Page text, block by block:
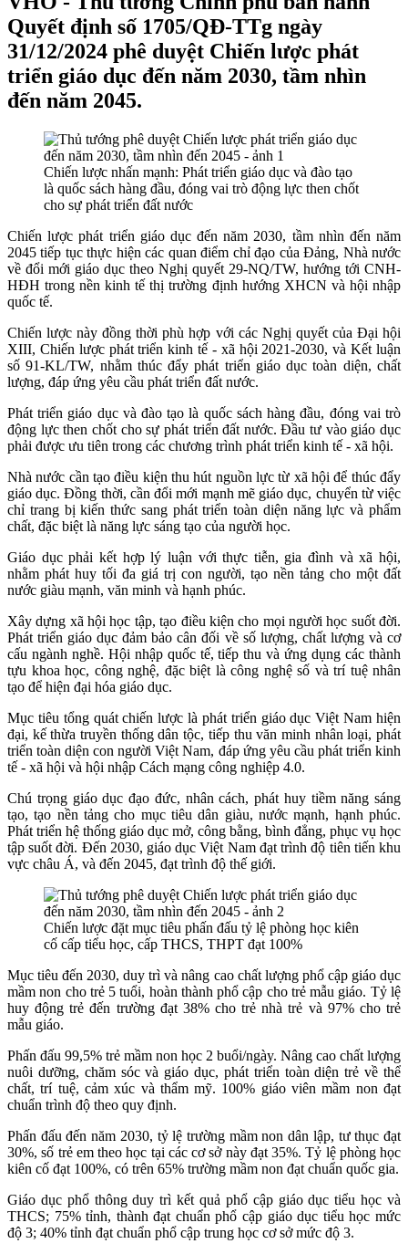
Quyết định số 1705/QĐ-TTg ngày
31/12/2024 phê duyệt Chiến lược phát
triển giáo dục đến năm 2030, tầm nhìn
đến năm 2045.
Chiến lược nhấn mạnh: Phát triển giáo dục và đào tạo
là quốc sách hàng đầu, đóng vai trò động lực then chốt
cho sự phát triển đất nước
Chiến lược phát triển giáo dục đến năm 2030, tầm nhìn đến năm
2045 tiếp tục thực hiện các quan điểm chỉ đạo của Đảng, Nhà nước
về đổi mới giáo dục theo Nghị quyết 29-NQ/TW, hướng tới CNH-
HĐH trong nền kinh tế thị trường định hướng XHCN và hội nhập
quốc tế.
Chiến lược này đồng thời phù hợp với các Nghị quyết của Đại hội
XIII, Chiến lược phát triển kinh tế - xã hội 2021-2030, và Kết luận
số 91-KL/TW, nhằm thúc đẩy phát triển giáo dục toàn diện, chất
lượng, đáp ứng yêu cầu phát triển đất nước.
Phát triển giáo dục và đào tạo là quốc sách hàng đầu, đóng vai trò
động lực then chốt cho sự phát triển đất nước. Đầu tư vào giáo dục
phải được ưu tiên trong các chương trình phát triển kinh tế - xã hội.
Nhà nước cần tạo điều kiện thu hút nguồn lực từ xã hội để thúc đẩy
giáo dục. Đồng thời, cần đổi mới mạnh mẽ giáo dục, chuyển từ việc
chỉ trang bị kiến thức sang phát triển toàn diện năng lực và phẩm
chất, đặc biệt là năng lực sáng tạo của người học.
Giáo dục phải kết hợp lý luận với thực tiễn, gia đình và xã hội,
nhằm phát huy tối đa giá trị con người, tạo nền tảng cho một đất
nước giàu mạnh, văn minh và hạnh phúc.
Xây dựng xã hội học tập, tạo điều kiện cho mọi người học suốt đời.
Phát triển giáo dục đảm bảo cân đối về số lượng, chất lượng và cơ
cấu ngành nghề. Hội nhập quốc tế, tiếp thu và ứng dụng các thành
tựu khoa học, công nghệ, đặc biệt là công nghệ số và trí tuệ nhân
tạo để hiện đại hóa giáo dục.
Mục tiêu tổng quát chiến lược là phát triển giáo dục Việt Nam hiện
đại, kế thừa truyền thống dân tộc, tiếp thu văn minh nhân loại, phát
triển toàn diện con người Việt Nam, đáp ứng yêu cầu phát triển kinh
tế - xã hội và hội nhập Cách mạng công nghiệp 4.0.
Chú trọng giáo dục đạo đức, nhân cách, phát huy tiềm năng sáng
tạo, tạo nền tảng cho mục tiêu dân giàu, nước mạnh, hạnh phúc.
Phát triển hệ thống giáo dục mở, công bằng, bình đẳng, phục vụ học
tập suốt đời. Đến 2030, giáo dục Việt Nam đạt trình độ tiên tiến khu
vực châu Á, và đến 2045, đạt trình độ thế giới.
Chiến lược đặt mục tiêu phấn đấu tỷ lệ phòng học kiên
cố cấp tiểu học, cấp THCS, THPT đạt 100%
Mục tiêu đến 2030, duy trì và nâng cao chất lượng phổ cập giáo dục
mầm non cho trẻ 5 tuổi, hoàn thành phổ cập cho trẻ mẫu giáo. Tỷ lệ
huy động trẻ đến trường đạt 38% cho trẻ nhà trẻ và 97% cho trẻ
mẫu giáo.
Phấn đấu 99,5% trẻ mầm non học 2 buổi/ngày. Nâng cao chất lượng
nuôi dưỡng, chăm sóc và giáo dục, phát triển toàn diện trẻ về thể
chất, trí tuệ, cảm xúc và thẩm mỹ. 100% giáo viên mầm non đạt
chuẩn trình độ theo quy định.
Phấn đấu đến năm 2030, tỷ lệ trường mầm non dân lập, tư thục đạt
30%, số trẻ em theo học tại các cơ sở này đạt 35%. Tỷ lệ phòng học
kiên cố đạt 100%, có trên 65% trường mầm non đạt chuẩn quốc gia.
Giáo dục phổ thông duy trì kết quả phổ cập giáo dục tiểu học và
THCS; 75% tỉnh, thành đạt chuẩn phổ cập giáo dục tiểu học mức
độ 3; 40% tỉnh đạt chuẩn phổ cập trung học cơ sở mức độ 3.